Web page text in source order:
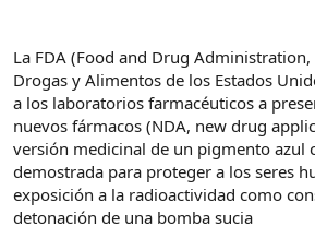
La FDA (Food and Drug
Drogas y Alimentos de los Estados
a los laboratorios farmacéuticos a
nuevos fármacos (NDA, new drug
versión medicinal de un pigmento azul
demostrada para proteger a los seres
exposición a la radioactividad como
detonación de una bomba sucia